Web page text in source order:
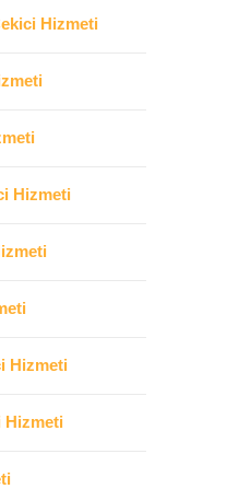
Hizmeti
Hizmeti
Hizmeti
Hizmeti